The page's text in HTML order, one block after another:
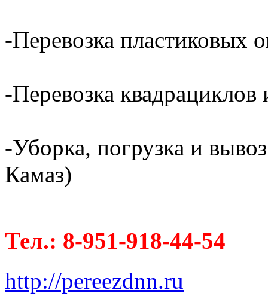
-Перевозка пластиковых
-Перевозка квадрациклов
-Уборка, погрузка и
Камаз)
Тел.: 8-951-918-44-54
http://pereezdnn.ru